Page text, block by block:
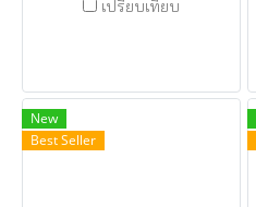
เปรียบเทียบ
New
Best Seller